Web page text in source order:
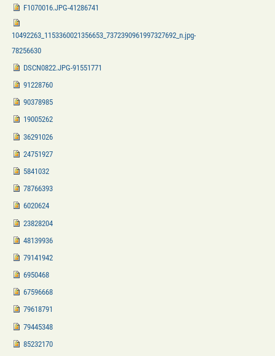
F1070016.JPG-41286741
10492263_1153360021356653_7372390961997327692_n.jpg-
78256630
DSCN0822.JPG-91551771
91228760
90378985
19005262
36291026
24751927
5841032
78766393
6020624
23828204
48139936
79141942
6950468
67596668
79618791
79445348
85232170